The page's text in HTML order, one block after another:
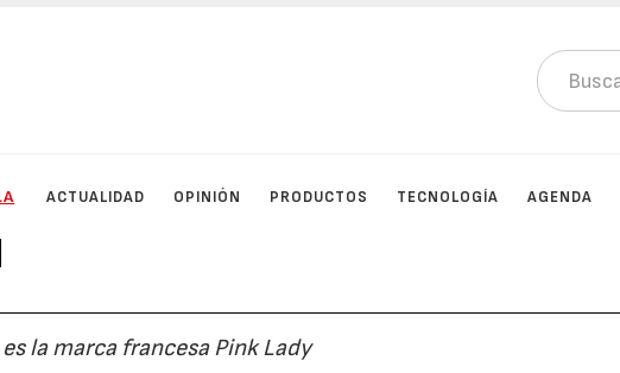
ACTUALIDAD OPINIÓN PRODUCTOS TECNOLOGÍA AGENDA
la marca francesa Pink Lady